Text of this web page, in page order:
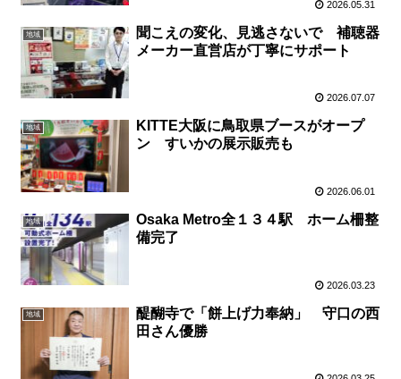
2026.05.31
地域
聞こえの変化、見逃さないで 補聴器
メーカー直営店が丁寧にサポート
2026.07.07
地域
KITTE大阪に鳥取県ブースがオープ
ン すいかの展示販売も
2026.06.01
地域
Osaka Metro全１３４駅 ホーム柵整
備完了
2026.03.23
地域
醍醐寺で「餅上げ力奉納」 守口の西
田さん優勝